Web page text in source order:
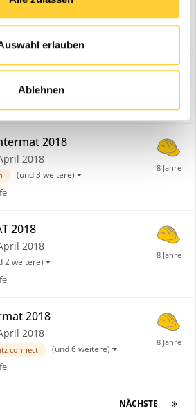
erlauben
Ablehnen
2018
2018
2018
2018
(und 3 weitere)
2018
2018
2 weitere)
2018
2018
connect (und 6 weitere)
NÄCHSTE